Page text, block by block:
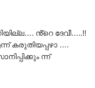
ൻ്റെ ദേവീ…..!!
കരുതിയപ്പഴാ ….
ന്ന്